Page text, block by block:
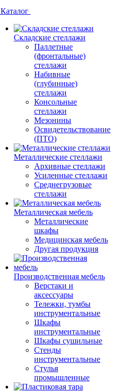
Каталог
Складские стеллажи
Паллетные
(фронтальные)
стеллажи
Набивные
(глубинные)
стеллажи
Консольные
стеллажи
Мезонины
Освидетельствование
(ПТО)
Металлические стеллажи
Архивные стеллажи
Усиленные стеллажи
Среднегрузовые
стеллажи
Металлическая мебель
Металлические
шкафы
Медицинская мебель
Другая продукция
Производственная мебель
Верстаки и
аксессуары
Тележки, тумбы
инструментальные
Шкафы
инструментальные
Шкафы сушильные
Стенды
инструментальные
Cтулья
промышленные